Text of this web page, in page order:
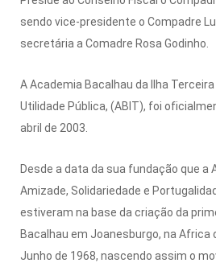
sendo vice-presidente o Compadre
secretária a Comadre Rosa Godinho.
A Academia Bacalhau da Ilha
Utilidade Pública, (ABIT), foi
abril de 2003.
Desde a data da sua fundação que a
Amizade, Solidariedade e
estiveram na base da criação da
Bacalhau em Joanesburgo, na Africa
Junho de 1968, nascendo assim o